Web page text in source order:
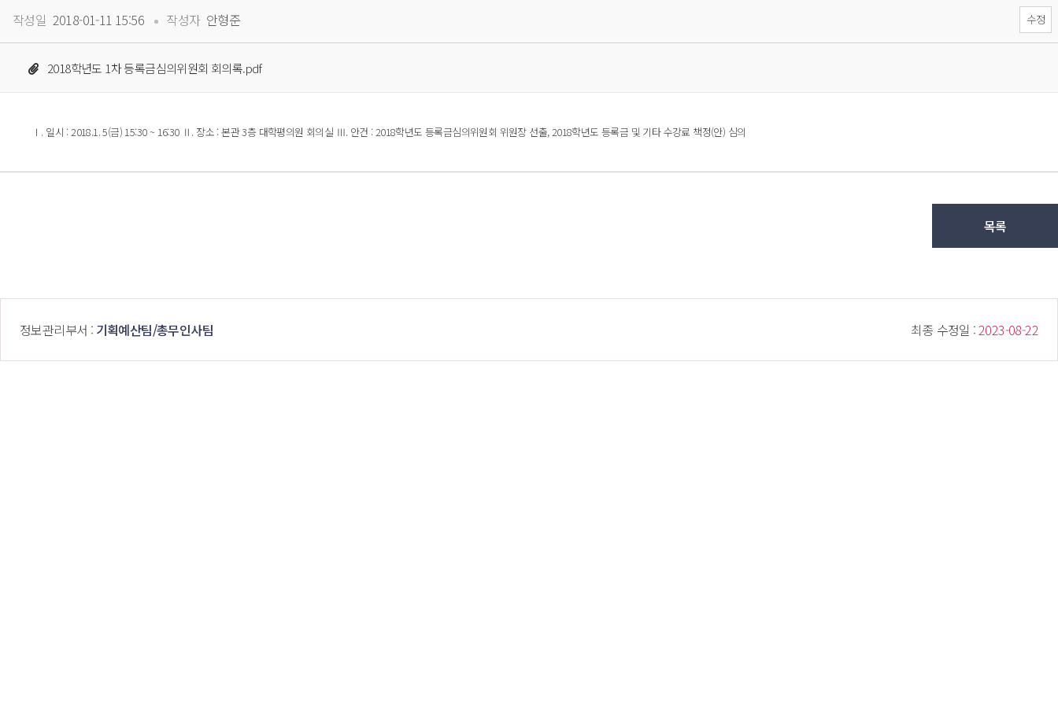
작성일 2018-01-11 15:56 작성자 안형준 수정
2018학년도 1차 등록금심의위원회 회의록.pdf
Ⅰ. 일시 : 2018.1. 5(금) 15:30 ~ 16:30 Ⅱ. 장소 : 본관 3층 대학평의원 회의실 Ⅲ. 안건 : 2018학년도 등록금심의위원회 위원장 선출, 2018학년도 등록금 및 기타 수강료 책정(안) 심의
목록
정보관리부서 : 기획예산팀/총무인사팀 최종 수정일 : 2023-08-22